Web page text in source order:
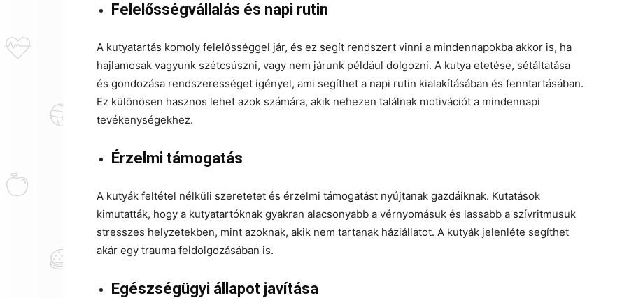
Felelősségvállalás és napi rutin
A kutyatartás komoly felelősséggel jár, és ez segít rendszert vinni a mindennapokba akkor is, ha
hajlamosak vagyunk szétcsúszni, vagy nem járunk például dolgozni. A kutya etetése, sétáltatása
és gondozása rendszerességet igényel, ami segíthet a napi rutin kialakításában és fenntartásában.
Ez különösen hasznos lehet azok számára, akik nehezen találnak motivációt a mindennapi
tevékenységekhez.
Érzelmi támogatás
A kutyák feltétel nélküli szeretetet és érzelmi támogatást nyújtanak gazdáiknak. Kutatások
kimutatták, hogy a kutyatartóknak gyakran alacsonyabb a vérnyomásuk és lassabb a szívritmusuk
stresszes helyzetekben, mint azoknak, akik nem tartanak háziállatot. A kutyák jelenléte segíthet
akár egy trauma feldolgozásában is.
Egészségügyi állapot javítása